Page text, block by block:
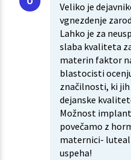
Veliko je
vgnezdenje
Lahko je za
slaba kvaliteta
materin faktor
blastocisti
značilnosti, ki
dejanske
Možnost
povečamo z
maternici-
uspeha!